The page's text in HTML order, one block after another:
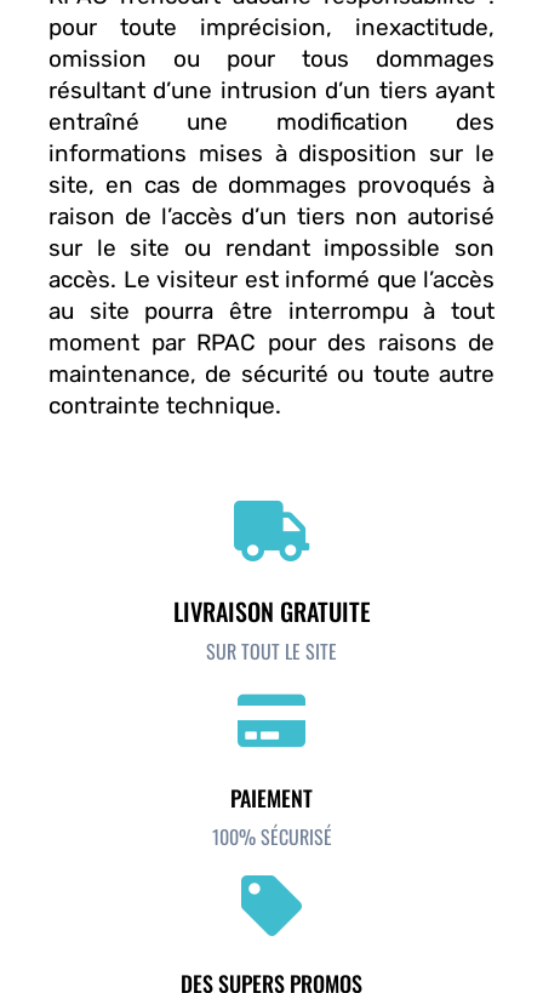
pour toute imprécision, inexactitude,
omission ou pour tous dommages
résultant d’une intrusion d’un tiers ayant
entraîné une modification des
informations mises à disposition sur le
site, en cas de dommages provoqués à
raison de l’accès d’un tiers non autorisé
sur le site ou rendant impossible son
accès. Le visiteur est informé que l’accès
au site pourra être interrompu à tout
moment par RPAC pour des raisons de
maintenance, de sécurité ou toute autre
contrainte technique.
LIVRAISON GRATUITE
SUR TOUT LE SITE
PAIEMENT
100% SÉCURISÉ
DES SUPERS PROMOS